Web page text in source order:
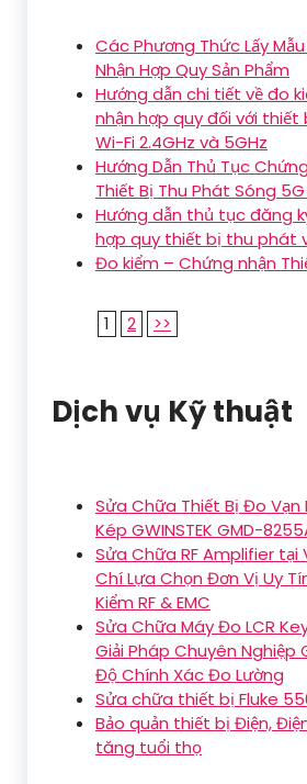
Các Phương Thức Lấy
Nhận Hợp Quy Sản Phẩm
Hướng dẫn chi tiết về đo
nhận hợp quy đối với
Wi-Fi 2.4GHz và 5GHz
Hướng Dẫn Thủ Tục
Thiết Bị Thu Phát Sóng
Hướng dẫn thủ tục đăng
hợp quy thiết bị thu phát
Đo kiểm – Chứng nhận
1 2 >>
Dịch vụ Kỹ thuật
Sửa Chữa Thiết Bị Đo Vạn
Kép GWINSTEK GMD-
Sửa Chữa RF Amplifier tại
Chí Lựa Chọn Đơn Vị Uy
Kiểm RF & EMC
Sửa Chữa Máy Đo LCR
Giải Pháp Chuyên Nghiệp
Độ Chính Xác Đo Lường
Sửa chữa thiết bị Fluke
Bảo quản thiết bị Điện,
tăng tuổi thọ